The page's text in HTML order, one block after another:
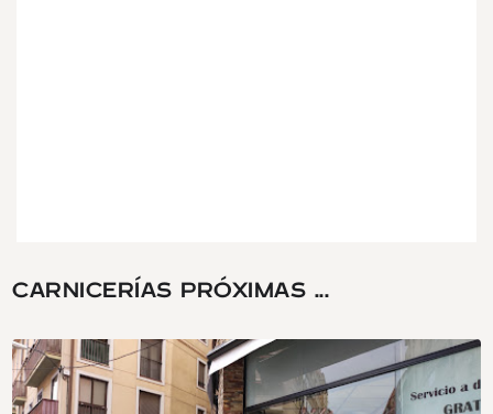
CARNICERÍAS PRÓXIMAS ...